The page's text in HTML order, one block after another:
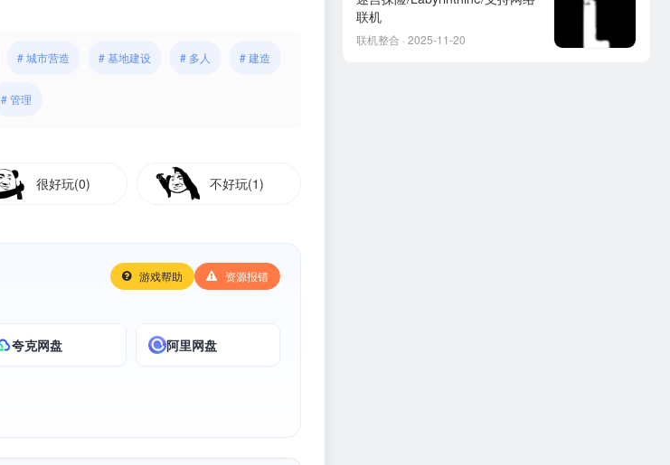
# 城市营造 # 基地建设 # 多人 # 建造
# 管理
很好玩(0) 不好玩(1)
游戏帮助 资源报错
夸克网盘 阿里网盘
联机
联机整合 · 2025-11-20